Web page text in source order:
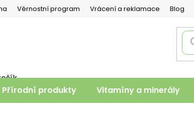
Věrnostní program Vrácení a reklamace Blog
Přírodní produkty Vitamíny a minerály